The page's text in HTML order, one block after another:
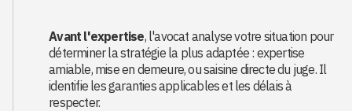
Avant l'expertise, l'avocat analyse votre situation pour
déterminer la stratégie la plus adaptée : expertise
amiable, mise en demeure, ou saisine directe du juge. Il
identifie les garanties applicables et les délais à
respecter.